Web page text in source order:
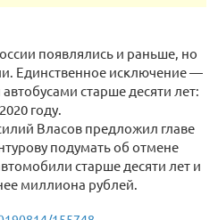
появлялись и раньше, но
Единственное исключение —
старше десяти лет:
году.
Власов предложил главе
подумать об отмене
старше десяти лет и
миллиона рублей.